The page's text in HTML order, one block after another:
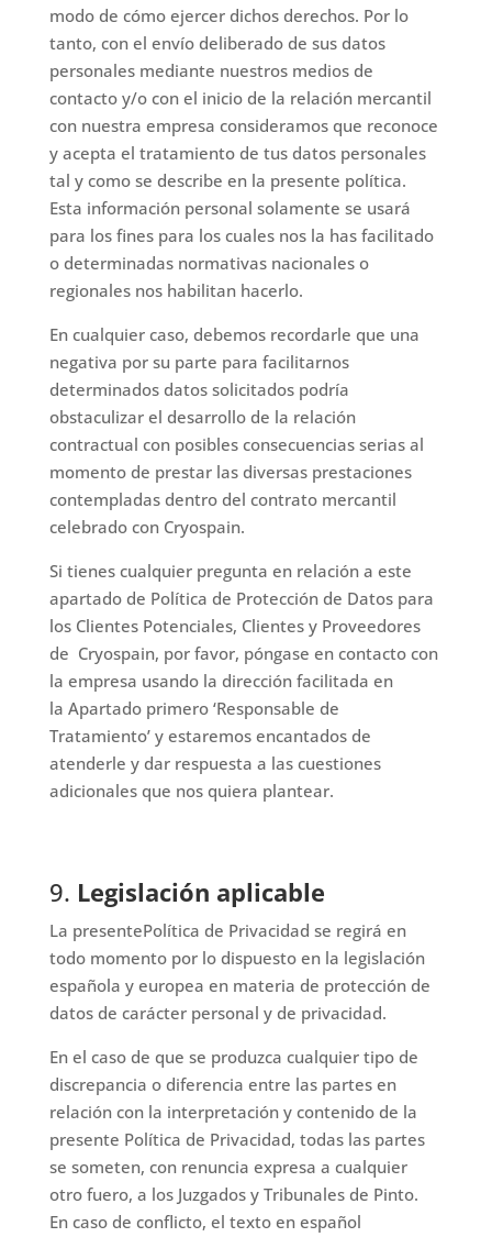
modo de cómo ejercer dichos derechos. Por lo
tanto, con el envío deliberado de sus datos
personales mediante nuestros medios de
contacto y/o con el inicio de la relación mercantil
con nuestra empresa consideramos que reconoce
y acepta el tratamiento de tus datos personales
tal y como se describe en la presente política.
Esta información personal solamente se usará
para los fines para los cuales nos la has facilitado
o determinadas normativas nacionales o
regionales nos habilitan hacerlo.
En cualquier caso, debemos recordarle que una
negativa por su parte para facilitarnos
determinados datos solicitados podría
obstaculizar el desarrollo de la relación
contractual con posibles consecuencias serias al
momento de prestar las diversas prestaciones
contempladas dentro del contrato mercantil
celebrado con Cryospain.
Si tienes cualquier pregunta en relación a este
apartado de Política de Protección de Datos para
los Clientes Potenciales, Clientes y Proveedores
de Cryospain, por favor, póngase en contacto con
la empresa usando la dirección facilitada en
la Apartado primero ‘Responsable de
Tratamiento’ y estaremos encantados de
atenderle y dar respuesta a las cuestiones
adicionales que nos quiera plantear.
9. Legislación aplicable
La presentePolítica de Privacidad se regirá en
todo momento por lo dispuesto en la legislación
española y europea en materia de protección de
datos de carácter personal y de privacidad.
En el caso de que se produzca cualquier tipo de
discrepancia o diferencia entre las partes en
relación con la interpretación y contenido de la
presente Política de Privacidad, todas las partes
se someten, con renuncia expresa a cualquier
otro fuero, a los Juzgados y Tribunales de Pinto.
En caso de conflicto, el texto en español